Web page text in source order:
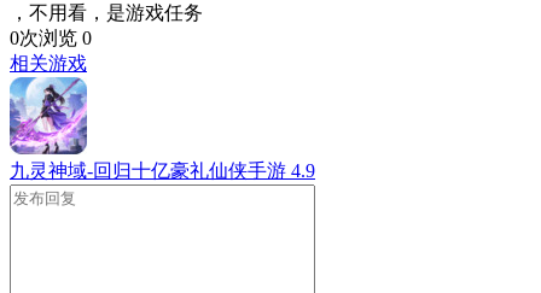
，不用看，是游戏任务
0次浏览 0
相关游戏
九灵神域-回归十亿豪礼仙侠手游 4.9